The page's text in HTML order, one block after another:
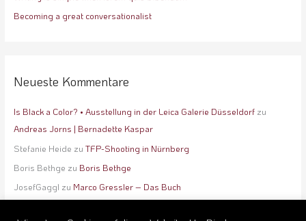
Becoming a great conversationalist
Neueste Kommentare
Is Black a Color? • Ausstellung in der Leica Galerie Düsseldorfzu
Andreas Jorns | Bernadette Kaspar
Stefanie Heide zu TFP-Shooting in Nürnberg
Boris Bethge zu Boris Bethge
JosefGaggl zu Marco Gressler – Das Buch